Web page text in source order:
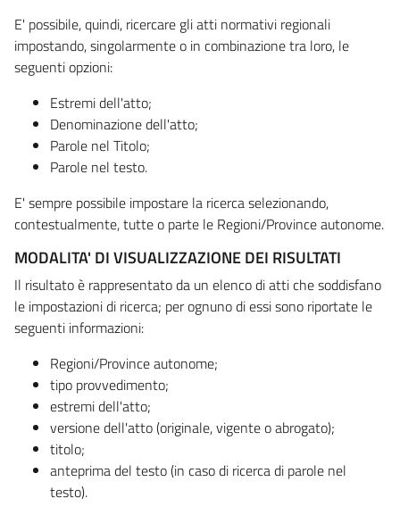
E' possibile, quindi, ricercare gli atti normativi regionali
impostando, singolarmente o in combinazione tra loro, le
seguenti opzioni:
Estremi dell'atto;
Denominazione dell'atto;
Parole nel Titolo;
Parole nel testo.
E' sempre possibile impostare la ricerca selezionando,
contestualmente, tutte o parte le Regioni/Province autonome.
MODALITA' DI VISUALIZZAZIONE DEI RISULTATI
Il risultato è rappresentato da un elenco di atti che soddisfano
le impostazioni di ricerca; per ognuno di essi sono riportate le
seguenti informazioni:
Regioni/Province autonome;
tipo provvedimento;
estremi dell'atto;
versione dell'atto (originale, vigente o abrogato);
titolo;
anteprima del testo (in caso di ricerca di parole nel
testo).